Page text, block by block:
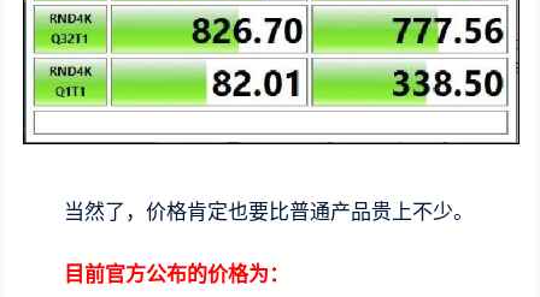
当然了，价格肯定也要比普通产品贵上不少。
目前官方公布的价格为：